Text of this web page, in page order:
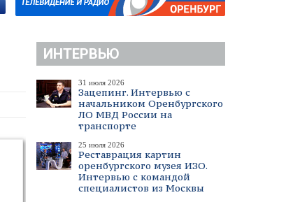
ИНТЕРВЬЮ
31 июля 2026
Зацепинг. Интервью с
начальником Оренбургского
ЛО МВД России на
транспорте
25 июля 2026
Реставрация картин
оренбургского музея ИЗО.
Интервью с командой
специалистов из Москвы